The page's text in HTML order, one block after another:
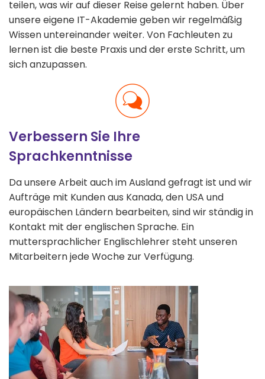
teilen, was wir auf dieser Reise gelernt haben. Über
unsere eigene IT-Akademie geben wir regelmäßig
Wissen untereinander weiter. Von Fachleuten zu
lernen ist die beste Praxis und der erste Schritt, um
sich anzupassen.
Verbessern Sie Ihre
Sprachkenntnisse
Da unsere Arbeit auch im Ausland gefragt ist und wir
Aufträge mit Kunden aus Kanada, den USA und
europäischen Ländern bearbeiten, sind wir ständig in
Kontakt mit der englischen Sprache. Ein
muttersprachlicher Englischlehrer steht unseren
Mitarbeitern jede Woche zur Verfügung.